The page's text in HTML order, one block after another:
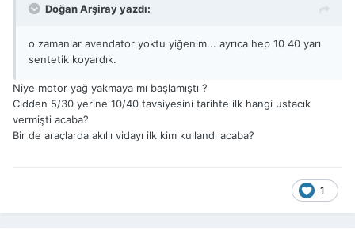
Doğan Arşiray yazdı:
o zamanlar avendator yoktu yiğenim... ayrıca hep 10 40 yarı
sentetik koyardık.
Niye motor yağ yakmaya mı başlamıştı ?
Cidden 5/30 yerine 10/40 tavsiyesini tarihte ilk hangi ustacık
vermişti acaba?
Bir de araçlarda akıllı vidayı ilk kim kullandı acaba?
1